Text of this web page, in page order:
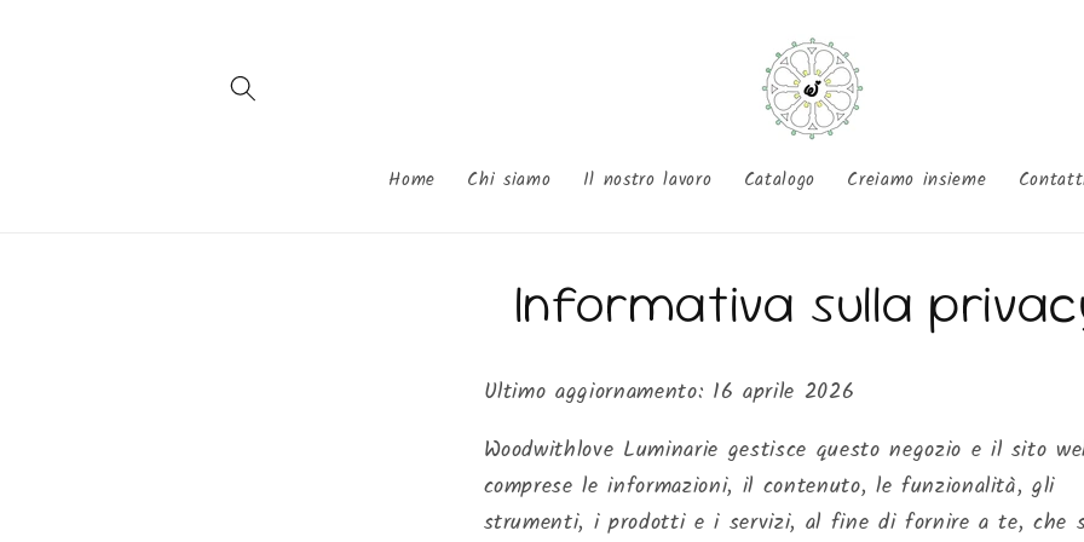
Home Chi siamo Il nostro lavoro Catalogo Creiamo insieme
Informativa sulla
Ultimo aggiornamento: 16 aprile 2026
Woodwithlove Luminarie gestisce questo negozio e il sito
comprese le informazioni, il contenuto, le funzionalità, gli
strumenti, i prodotti e i servizi, al fine di fornire a te, che